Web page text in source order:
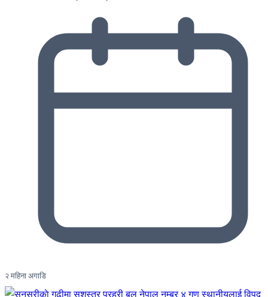
२ महिना अगाडि